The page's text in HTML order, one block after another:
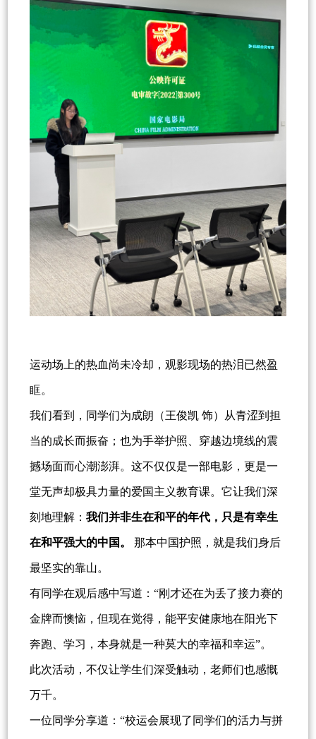
运动场上的热血尚未冷却，观影现场的热泪已然盈
眶。
我们看到，同学们为成朗（王俊凯 饰）从青涩到担
当的成长而振奋；也为手举护照、穿越边境线的震
撼场面而心潮澎湃。这不仅仅是一部电影，更是一
堂无声却极具力量的爱国主义教育课。它让我们深
刻地理解： 我们并非生在和平的年代，只是有幸生
在和平强大的中国。 那本中国护照，就是我们身后
最坚实的靠山。
有同学在观后感中写道：“刚才还在为丢了接力赛的
金牌而懊恼，但现在觉得，能平安健康地在阳光下
奔跑、学习，本身就是一种莫大的幸福和幸运”。
此次活动，不仅让学生们深受触动，老师们也感慨
万千。
一位同学分享道：“校运会展现了同学们的活力与拼